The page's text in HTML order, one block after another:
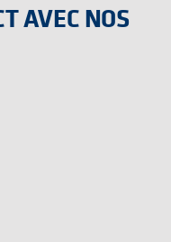
AVEC NOS